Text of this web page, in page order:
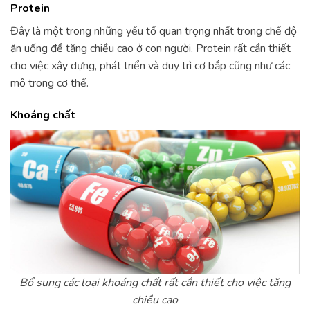
Protein
Đây là một trong những yếu tố quan trọng nhất trong chế độ
ăn uống để tăng chiều cao ở con người. Protein rất cần thiết
cho việc xây dựng, phát triển và duy trì cơ bắp cũng như các
mô trong cơ thể.
Khoáng chất
Bổ sung các loại khoáng chất rất cần thiết cho việc tăng
chiều cao